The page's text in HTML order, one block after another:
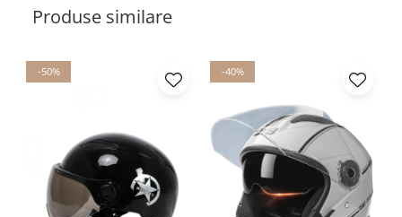
Produse similare
-50% -40%